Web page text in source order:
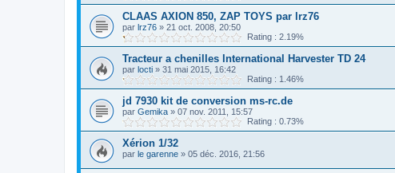
CLAAS AXION 850, ZAP TOYS par lrz76
par lrz76 » 21 oct. 2008, 20:50
Rating : 2.19%
Tracteur a chenilles International Harvester TD 24
par locti » 31 mai 2015, 16:42
Rating : 1.46%
jd 7930 kit de conversion ms-rc.de
par Gemika » 07 nov. 2011, 15:57
Rating : 0.73%
Xérion 1/32
par le garenne » 05 déc. 2016, 21:56